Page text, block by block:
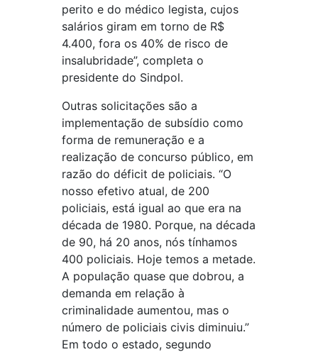
perito e do médico legista, cujos
salários giram em torno de R$
4.400, fora os 40% de risco de
insalubridade”, completa o
presidente do Sindpol.
Outras solicitações são a
implementação de subsídio como
forma de remuneração e a
realização de concurso público, em
razão do déficit de policiais. “O
nosso efetivo atual, de 200
policiais, está igual ao que era na
década de 1980. Porque, na década
de 90, há 20 anos, nós tínhamos
400 policiais. Hoje temos a metade.
A população quase que dobrou, a
demanda em relação à
criminalidade aumentou, mas o
número de policiais civis diminuiu.”
Em todo o estado, segundo